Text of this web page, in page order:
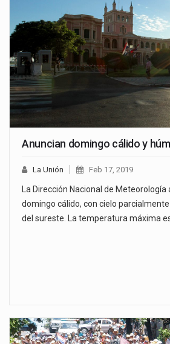
Anuncian domingo cálido y
La Unión Feb 17, 2019
La Dirección Nacional de Meteorología
domingo cálido, con cielo
del sureste. La temperatura máxima